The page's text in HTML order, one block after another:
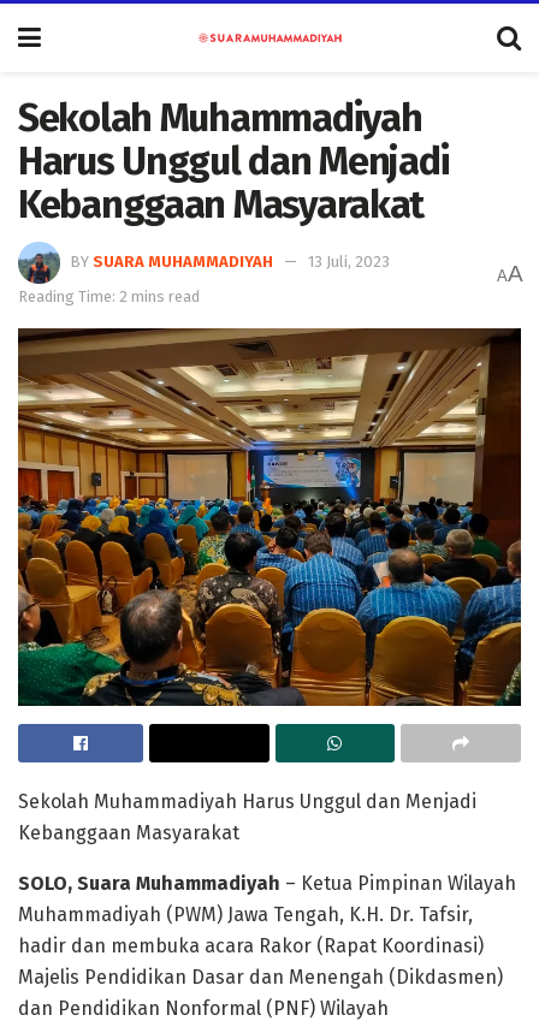
Sekolah Muhammadiyah
Harus Unggul dan Menjadi
Kebanggaan Masyarakat
BY SUARA MUHAMMADIYAH
13 Juli, 2023
Reading Time: 2 mins read
AA
Sekolah Muhammadiyah Harus Unggul dan Menjadi
Kebanggaan Masyarakat
SOLO, Suara Muhammadiyah – Ketua Pimpinan Wilayah
Muhammadiyah (PWM) Jawa Tengah, K.H. Dr. Tafsir,
hadir dan membuka acara Rakor (Rapat Koordinasi)
Majelis Pendidikan Dasar dan Menengah (Dikdasmen)
dan Pendidikan Nonformal (PNF) Wilayah